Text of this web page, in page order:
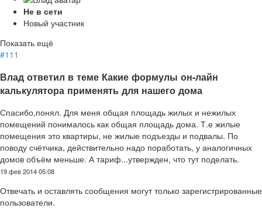
Не в сети
Новый участник
Показать ещё
#111
Влад ответил в теме Какие формулы он-лайн
калькулятора применять для нашего дома
Спасибо,понял. Для меня общая площадь жилых и нежилых
помещений понималось как общая площадь дома. Т.е жилые
помещения это квартиры, не жилые подъезды и подвалы. По
поводу счётчика, действительно надо поработать, у аналогичных
домов объём меньше. А тариф...утвержден, что тут поделать.
19 фев 2014 05:08
Отвечать и оставлять сообщения могут только зарегистрированные
пользователи.